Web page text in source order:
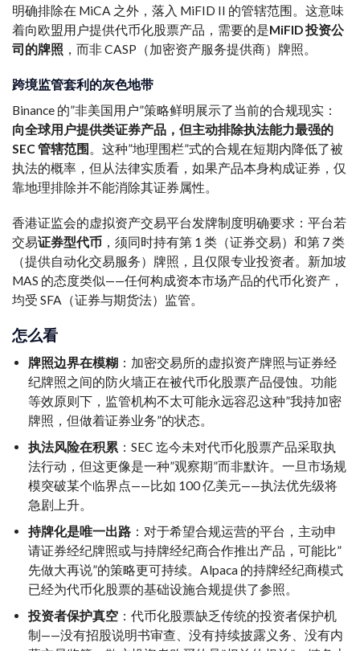
明确排除在 MiCA 之外，落入 MiFID II 的管辖范围。这意味
着向欧盟用户提供代币化股票产品，需要的是MiFID 投资公
司的牌照 ，而非 CASP（加密资产服务提供商）牌照。
跨境监管套利的灰色地带
Binance 的”非美国用户”策略鲜明展示了当前的合规现实：
向全球用户提供类证券产品，但主动排除执法能力最强的
SEC 管辖范围 。这种”地理围栏”式的合规在短期内降低了被
执法的概率，但从法律实质看，如果产品本身构成证券，仅
靠地理排除并不能消除其证券属性。
香港证监会的虚拟资产交易平台发牌制度明确要求：平台若
交易证券型代币 ，须同时持有第 1 类（证券交易）和第 7 类
（提供自动化交易服务）牌照，且仅限专业投资者。新加坡
MAS 的态度类似——任何构成资本市场产品的代币化资产，
均受 SFA（证券与期货法）监管。
怎么看
牌照边界在模糊 ：加密交易所的虚拟资产牌照与证券经
纪牌照之间的防火墙正在被代币化股票产品侵蚀。功能
等效原则下，监管机构不太可能永远容忍这种”我持加密
牌照，但做着证券业务”的状态。
执法风险在积累 ：SEC 迄今未对代币化股票产品采取执
法行动，但这更像是一种”观察期”而非默许。一旦市场规
模突破某个临界点——比如 100 亿美元——执法优先级将
急剧上升。
持牌化是唯一出路 ：对于希望合规运营的平台，主动申
请证券经纪牌照或与持牌经纪商合作推出产品，可能比”
先做大再说”的策略更可持续。Alpaca 的持牌经纪商模式
已经为代币化股票的基础设施合规提供了参照。
投资者保护真空 ：代币化股票缺乏传统的投资者保护机
制——没有招股说明书审查、没有持续披露义务、没有内